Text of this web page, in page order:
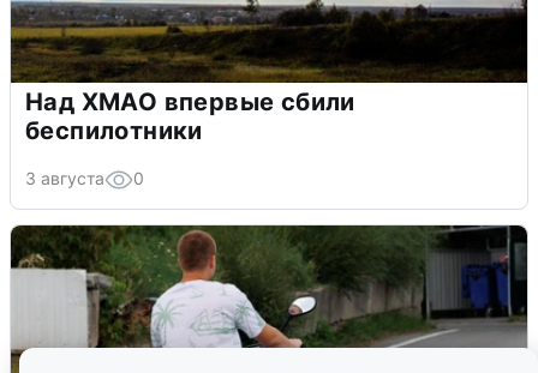
Над ХМАО впервые сбили
беспилотники
3 августа 0